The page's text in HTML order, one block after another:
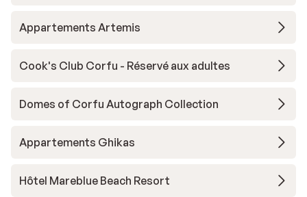
Appartements Artemis
Cook's Club Corfu - Réservé aux adultes
Domes of Corfu Autograph Collection
Appartements Ghikas
Hôtel Mareblue Beach Resort